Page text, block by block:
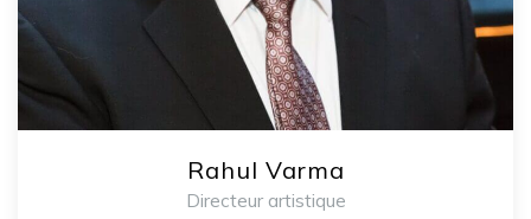
Rahul Varma
Directeur artistique